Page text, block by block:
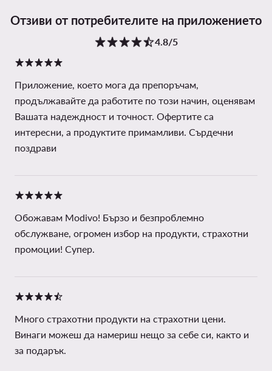
Отзиви от потребителите на приложението
4.8/5
Приложение, което мога да препоръчам,
продължавайте да работите по този начин, оценявам
Вашата надеждност и точност. Офертите са
интересни, а продуктите примамливи. Сърдечни
поздрави
Обожавам Modivo! Бързо и безпроблемно
обслужване, огромен избор на продукти, страхотни
промоции! Супер.
Много страхотни продукти на страхотни цени.
Винаги можеш да намериш нещо за себе си, както и
за подарък.